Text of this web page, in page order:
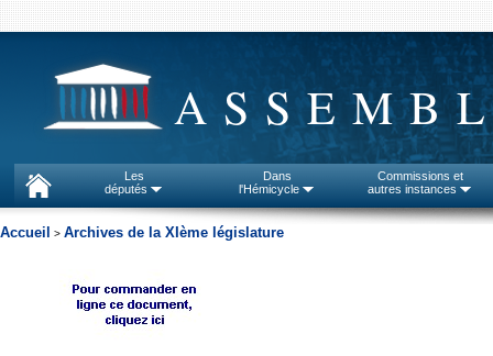
Les
députés
Dans
l'Hémicycle
Commissions et
autres instances
Accueil > Archives de la XIème législature